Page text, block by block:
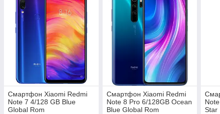
Смартфон Xiaomi Redmi
Note 7 4/128 GB Blue
Global Rom
Смартфон Xiaomi Redmi
Note 8 Pro 6/128GB Ocean
Blue Global Rom
Star